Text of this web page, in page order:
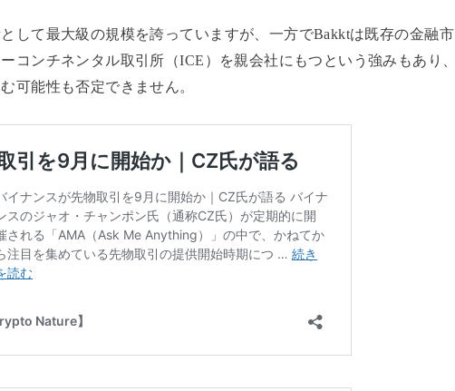
して最大級の規模を誇っていますが、一方でBakktは既存の金融市
コンチネンタル取引所（ICE）を親会社にもつという強みもあり、
可能性も否定できません。